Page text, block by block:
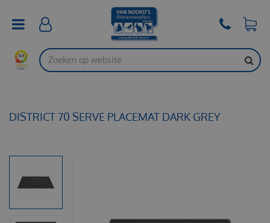
DISTRICT 70 SERVE PLACEMAT DARK GREY